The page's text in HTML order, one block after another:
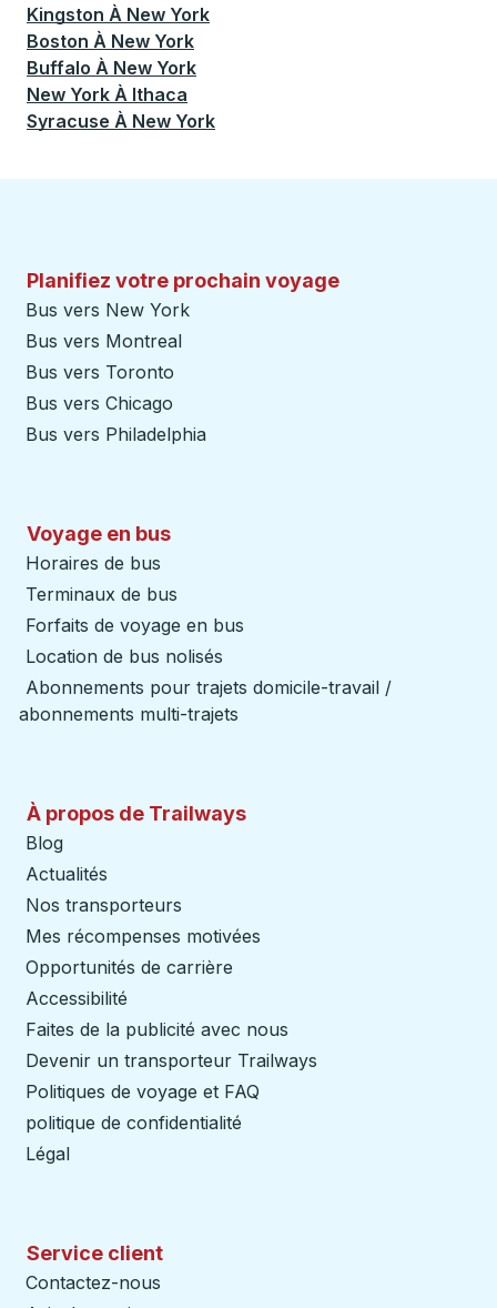
Kingston À New York
Boston À New York
Buffalo À New York
New York À Ithaca
Syracuse À New York
Planifiez votre prochain voyage
Bus vers New York
Bus vers Montreal
Bus vers Toronto
Bus vers Chicago
Bus vers Philadelphia
Voyage en bus
Horaires de bus
Terminaux de bus
Forfaits de voyage en bus
Location de bus nolisés
Abonnements pour trajets domicile-travail /
abonnements multi-trajets
À propos de Trailways
Blog
Actualités
Nos transporteurs
Mes récompenses motivées
Opportunités de carrière
Accessibilité
Faites de la publicité avec nous
Devenir un transporteur Trailways
Politiques de voyage et FAQ
politique de confidentialité
Légal
Service client
Contactez-nous